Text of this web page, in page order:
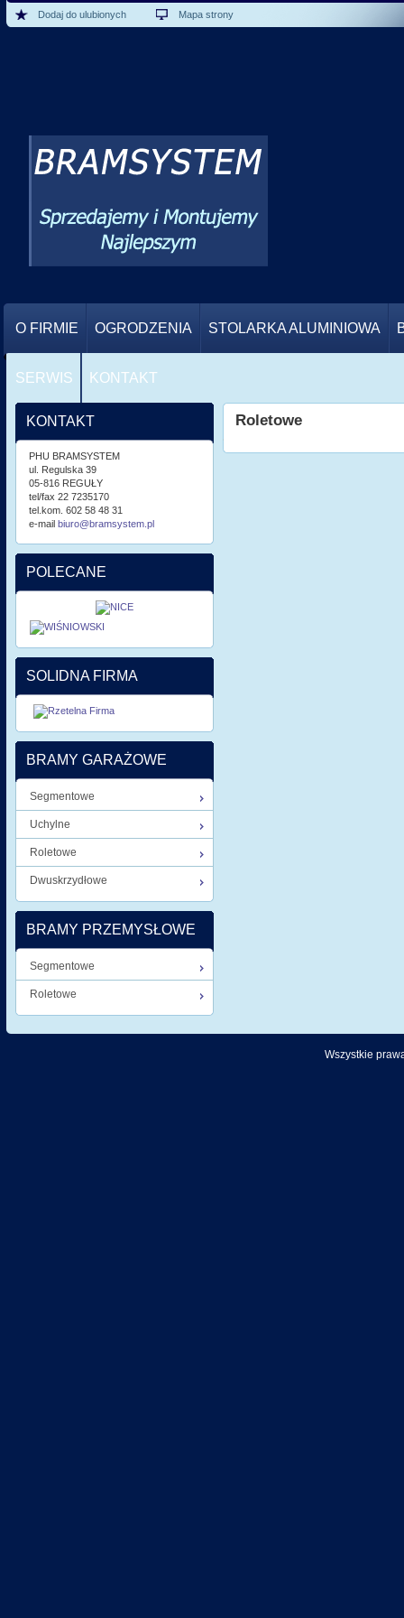
Dodaj do ulubionych Mapa strony
O FIRMIE OGRODZENIA STOLARKA ALUMINIOWA
SERWIS KONTAKT
KONTAKT
PHU BRAMSYSTEM
ul. Regulska 39
05-816 REGUŁY
tel/fax 22 7235170
tel.kom. 602 58 48 31
e-mail biuro@bramsystem.pl
POLECANE
SOLIDNA FIRMA
BRAMY GARAŻOWE
Segmentowe
Uchylne
Roletowe
Dwuskrzydłowe
BRAMY PRZEMYSŁOWE
Segmentowe
Roletowe
Roletowe
Wszystkie